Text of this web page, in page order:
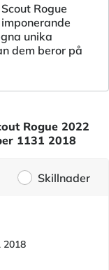
Rogue
unika
dem beror på
Rogue 2022
1131 2018
Skillnader